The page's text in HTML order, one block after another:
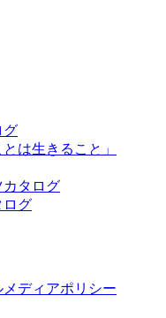
グ
は生きること」
カタログ
ログ
ディアポリシー